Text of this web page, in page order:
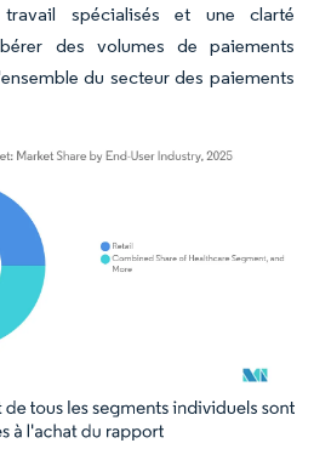
spécialisés et une clarté
des volumes de paiements
du secteur des paiements
nécessite une attribution sous CC BY